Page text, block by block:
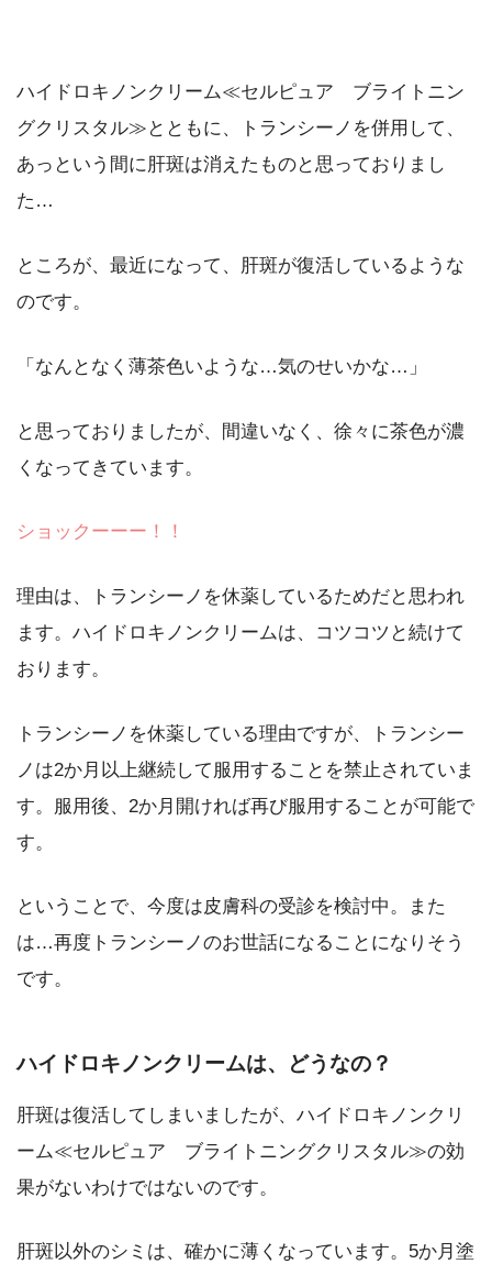
ハイドロキノンクリーム≪セルピュア ブライトニン
グクリスタル≫とともに、トランシーノを併用して、
あっという間に肝斑は消えたものと思っておりまし
た…
ところが、最近になって、肝斑が復活しているような
のです。
「なんとなく薄茶色いような…気のせいかな…」
と思っておりましたが、間違いなく、徐々に茶色が濃
くなってきています。
ショックーーー！！
理由は、トランシーノを休薬しているためだと思われ
ます。ハイドロキノンクリームは、コツコツと続けて
おります。
トランシーノを休薬している理由ですが、トランシー
ノは2か月以上継続して服用することを禁止されていま
す。服用後、2か月開ければ再び服用することが可能で
す。
ということで、今度は皮膚科の受診を検討中。また
は…再度トランシーノのお世話になることになりそう
です。
ハイドロキノンクリームは、どうなの？
肝斑は復活してしまいましたが、 ハイドロキノンクリ
ーム≪セルピュア ブライトニングクリスタル≫の効
果がないわけではないのです。
肝斑以外のシミは、確かに薄くなっています。5か月塗